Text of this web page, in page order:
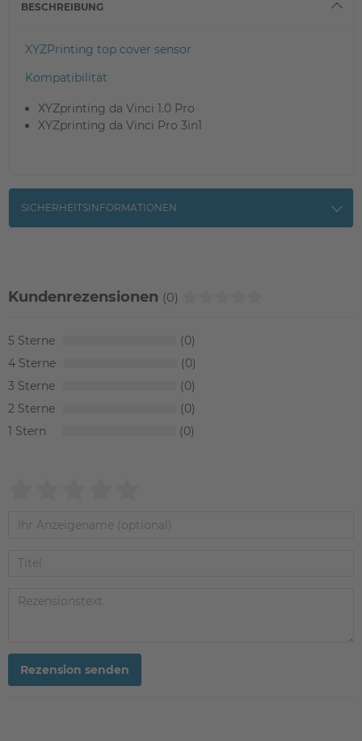
BESCHREIBUNG
XYZPrinting top cover sensor
Kompatibilität
XYZprinting da Vinci 1.0 Pro
XYZprinting da Vinci Pro 3in1
SICHERHEITSINFORMATIONEN
Kundenrezensionen (0)
5
0
4
0
3
0
2
0
1
0
Rezension senden